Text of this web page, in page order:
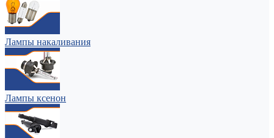
Лампы накаливания
Лампы ксенон